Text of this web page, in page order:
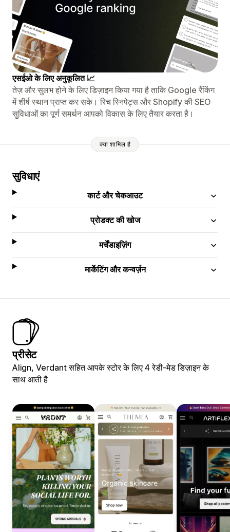
एसईओ के लिए अनुकूलित 📈
तेज़ और सुलभ होने के लिए डिज़ाइन किया गया है ताकि Google रैंकिंग
में शीर्ष स्थान प्राप्त कर सके। रिच स्निपेट्स और Shopify की SEO
सुविधाओं का पूर्ण समर्थन आपको विकास के लिए तैयार करता है।
क्या शामिल है
सुविधाएं
कार्ट और चेकआउट
प्रोडक्ट की खोज
मर्चेंडाइज़िंग
मार्केटिंग और कन्वर्ज़न
प्रीसेट
Align, Verdant सहित आपके स्टोर के लिए 4 रेडी-मेड डिज़ाइन के
साथ आती है